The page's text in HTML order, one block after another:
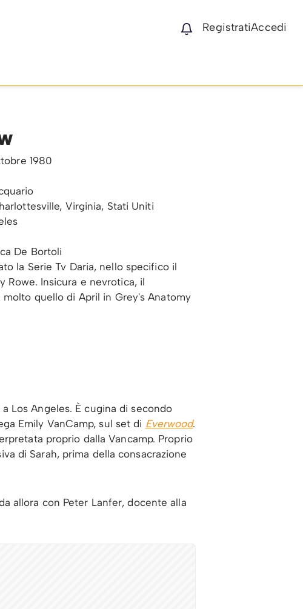
RegistratiAccedi
1980
Virginia, Stati Uniti
De Bortoli
la Serie Tv Daria, nello specifico il
Rowe. Insicura e nevrotica, il
molto quello di April in Grey's Anatomy
Los Angeles. È cugina di secondo
Emily VanCamp, sul set di Everwood.
proprio dalla Vancamp. Proprio
di Sarah, prima della consacrazione
allora con Peter Lanfer, docente alla